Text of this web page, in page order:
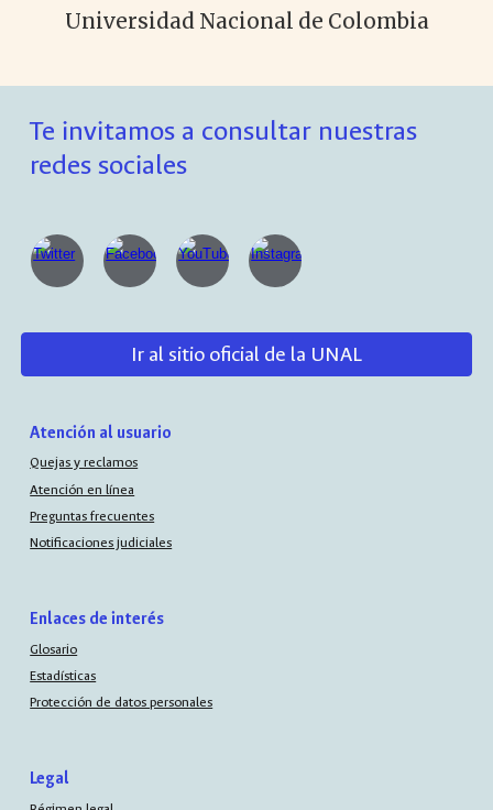
Universidad Nacional de Colombia
Te invitamos a consultar nuestras
redes sociales
Ir al sitio oficial de la UNAL
Atención al usuario
Quejas y reclamos
Atención en línea
Preguntas frecuentes
Notificaciones judiciales
Enlaces de interés
Glosario
Estadísticas
Protección de datos personales
Legal